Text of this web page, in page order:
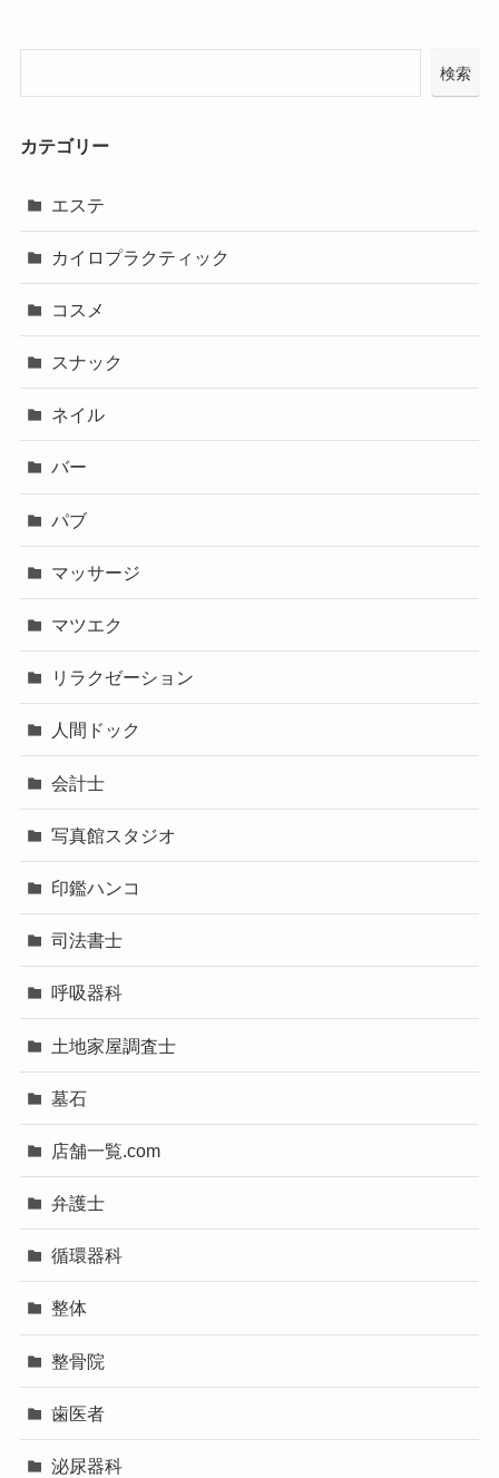
検索
カテゴリー
エステ
カイロプラクティック
コスメ
スナック
ネイル
バー
パブ
マッサージ
マツエク
リラクゼーション
人間ドック
会計士
写真館スタジオ
印鑑ハンコ
司法書士
呼吸器科
土地家屋調査士
墓石
店舗一覧.com
弁護士
循環器科
整体
整骨院
歯医者
泌尿器科